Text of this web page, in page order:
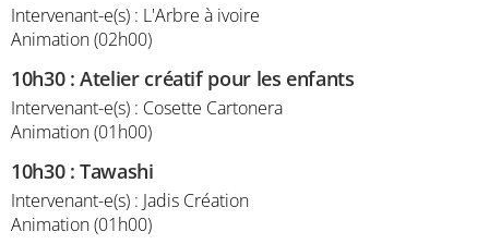
Intervenant-e(s) : L'Arbre à ivoire
Animation (02h00)
10h30:Atelier créatif pour les enfants
Intervenant-e(s) : Cosette Cartonera
Animation (01h00)
10h30:Tawashi
Intervenant-e(s) : Jadis Création
Animation (01h00)